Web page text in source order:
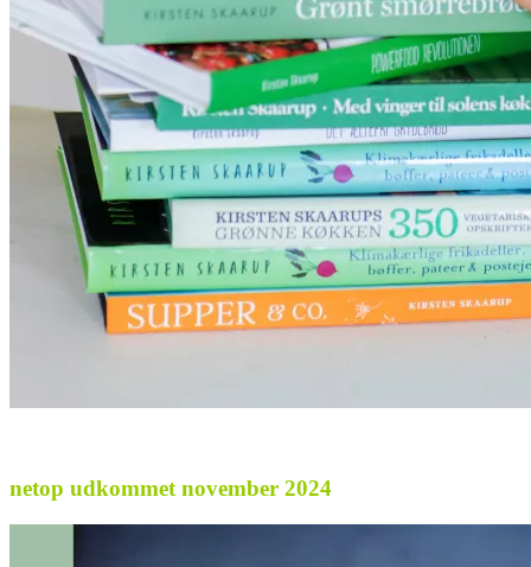
netop udkommet november 2024